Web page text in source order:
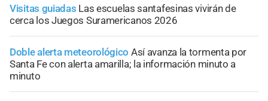
Visitas guiadas Las escuelas santafesinas vivirán de
cerca los Juegos Suramericanos 2026
Doble alerta meteorológico Así avanza la tormenta por
Santa Fe con alerta amarilla; la información minuto a
minuto